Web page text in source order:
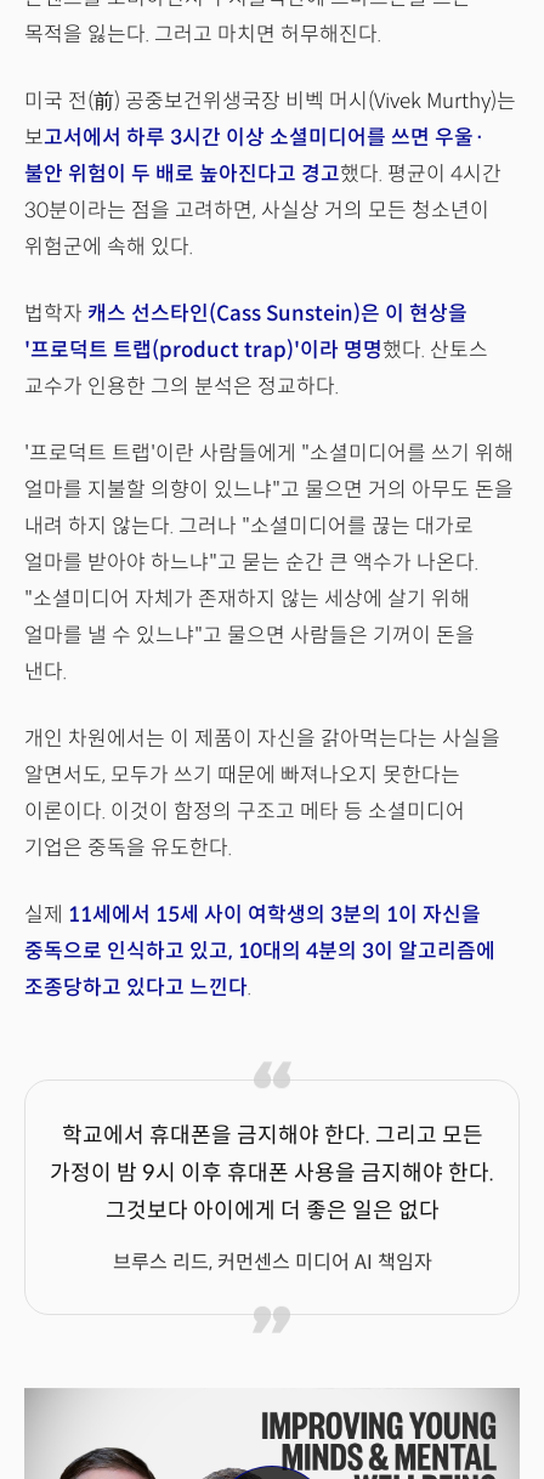
목적을 잃는다. 그러고 마치면 허무해진다.
미국 전(前) 공중보건위생국장 비벡 머시(Vivek Murthy)는
보고서에서 하루 3시간 이상 소셜미디어를 쓰면 우울·
불안 위험이 두 배로 높아진다고 경고했다. 평균이 4시간
30분이라는 점을 고려하면, 사실상 거의 모든 청소년이
위험군에 속해 있다.
법학자 캐스 선스타인(Cass Sunstein)은 이 현상을
'프로덕트 트랩(product trap)'이라 명명했다. 산토스
교수가 인용한 그의 분석은 정교하다.
'프로덕트 트랩'이란 사람들에게 "소셜미디어를 쓰기 위해
얼마를 지불할 의향이 있느냐"고 물으면 거의 아무도 돈을
내려 하지 않는다. 그러나 "소셜미디어를 끊는 대가로
얼마를 받아야 하느냐"고 묻는 순간 큰 액수가 나온다.
"소셜미디어 자체가 존재하지 않는 세상에 살기 위해
얼마를 낼 수 있느냐"고 물으면 사람들은 기꺼이 돈을
낸다.
개인 차원에서는 이 제품이 자신을 갉아먹는다는 사실을
알면서도, 모두가 쓰기 때문에 빠져나오지 못한다는
이론이다. 이것이 함정의 구조고 메타 등 소셜미디어
기업은 중독을 유도한다.
실제 11세에서 15세 사이 여학생의 3분의 1이 자신을
중독으로 인식하고 있고, 10대의 4분의 3이 알고리즘에
조종당하고 있다고 느낀다.
학교에서 휴대폰을 금지해야 한다. 그리고 모든
가정이 밤 9시 이후 휴대폰 사용을 금지해야 한다.
그것보다 아이에게 더 좋은 일은 없다
브루스 리드, 커먼센스 미디어 AI 책임자